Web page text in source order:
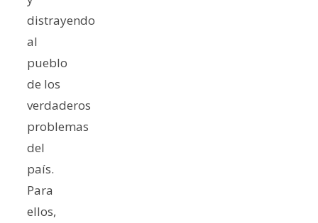
distrayendo
al
pueblo
de los
verdaderos
problemas
del
país.
Para
ellos,